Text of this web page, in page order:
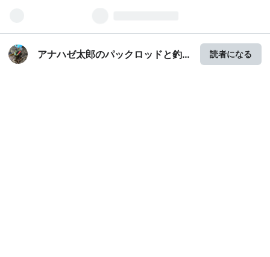
アナハゼ太郎のパックロッドと釣
読者になる